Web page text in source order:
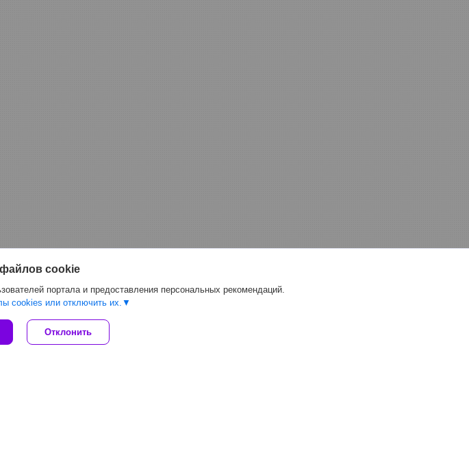
cookie
портала и предоставления персональных рекомендаций.
cookies или отключить их.
Отклонить